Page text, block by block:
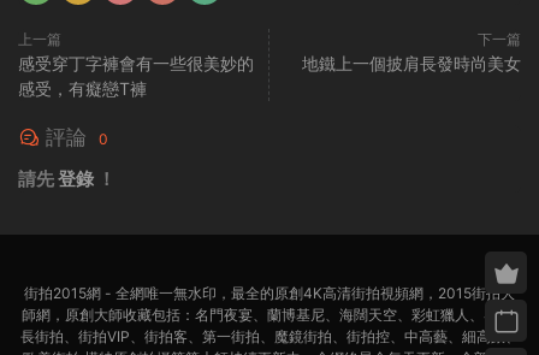
上一篇
感受穿丁字褲會有一些很美妙的
感受，有癡戀T褲
下一篇
地鐵上一個披肩長發時尚美女
評論 0
請先登錄 ！
街拍2015網 - 全網唯一無水印，最全的原創4K高清街拍視頻網，2015街拍大
師網，原創大師收藏包括：名門夜宴、蘭博基尼、海闊天空、彩虹獵人、4K超
長街拍、街拍VIP、街拍客、第一街拍、魔鏡街拍、街拍控、中高藝、細高跟、